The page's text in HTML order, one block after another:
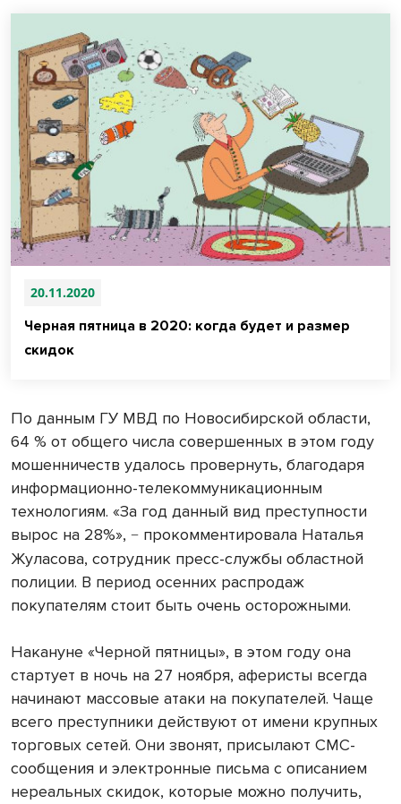
20.11.2020
Черная пятница в 2020: когда будет и размер
скидок
По данным ГУ МВД по Новосибирской области,
64 % от общего числа совершенных в этом году
мошенничеств удалось провернуть, благодаря
информационно-телекоммуникационным
технологиям. «За год данный вид преступности
вырос на 28%», − прокомментировала Наталья
Жуласова, сотрудник пресс-службы областной
полиции. В период осенних распродаж
покупателям стоит быть очень осторожными.
Накануне «Черной пятницы», в этом году она
стартует в ночь на 27 ноября, аферисты всегда
начинают массовые атаки на покупателей. Чаще
всего преступники действуют от имени крупных
торговых сетей. Они звонят, присылают СМС-
сообщения и электронные письма с описанием
нереальных скидок, которые можно получить,